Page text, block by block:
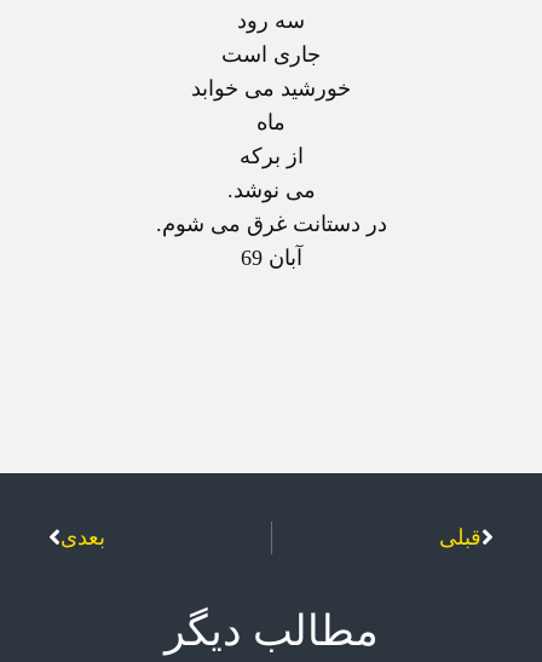
سه رود
جاری است
خورشيد می خوابد
ماه
از برکه
می نوشد.
در دستانت غرق می شوم.
آبان 69
قبلی بعدی
مطالب دیگر